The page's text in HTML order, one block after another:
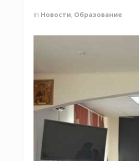
in Новости Образование